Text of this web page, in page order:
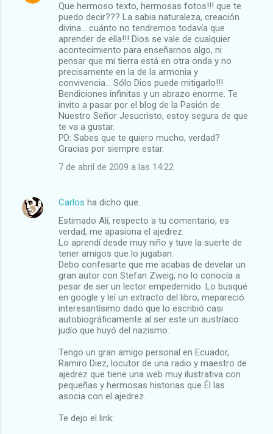
Que hermoso texto, hermosas fotos!!! que te
puedo decir??? La sabia naturaleza, creación
divina... cuánto no tendremos todavía que
aprender de ella!!! Dios se vale de cualquier
acontecimiento para enseñarnos algo, ni
pensar que mi tierra está en otra onda y no
precisamente en la de la armonia y
convivencia... Sólo Dios puede mitigarlo!!!
Bendiciones infinitas y un abrazo enorme. Te
invito a pasar por el blog de la Pasión de
Nuestro Señor Jesucristo, estoy segura de que
te va a gustar.
PD: Sabes que te quiero mucho, verdad?
Gracias por siempre estar.
7 de abril de 2009 a las 14:22
Carlos ha dicho que…
Estimado Alí, respecto a tu comentario, es
verdad, me apasiona el ajedrez.
Lo aprendí desde muy niño y tuve la suerte de
tener amigos que lo jugaban.
Debo confesarte que me acabas de develar un
gran autor con Stefan Zweig, no lo conocía a
pesar de ser un lector empedernido. Lo busqué
en google y leí un extracto del libro, mepareció
interesantísimo dado que lo escribió casi
autobiográficamente al ser este un austríaco
judío que huyó del nazismo.
Tengo un gran amigo personal en Ecuador,
Ramiro Diez, locutor de una radio y maestro de
ajedrez que tiene una web muy ilustrativa con
pequeñas y hermosas historias que Él las
asocia con el ajedrez.
Te dejo el link: